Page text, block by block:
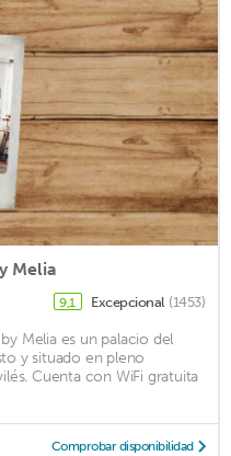
Melia
9,1 Excepcional (1453)
Melia es un palacio del
y situado en pleno
Cuenta con WiFi gratuita
Comprobar disponibilidad